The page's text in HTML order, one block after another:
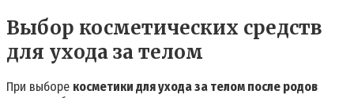
Выбор косметических средств
для ухода за телом
При выборе косметики для ухода за телом после родов